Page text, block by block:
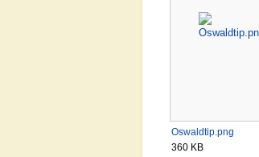
Oswaldtip.png
360 KB